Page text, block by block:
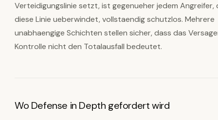
Verteidigungslinie setzt, ist gegenueher jedem Angreifer,
diese Linie ueberwindet, vollstaendig schutzlos. Mehrere
unabhaengige Schichten stellen sicher, dass das
Kontrolle nicht den Totalausfall bedeutet.
Wo Defense in Depth gefordert wird